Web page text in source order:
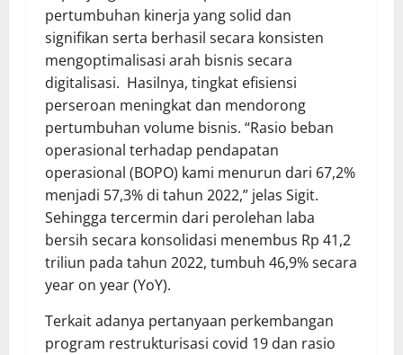
pertumbuhan kinerja yang solid dan
signifikan serta berhasil secara konsisten
mengoptimalisasi arah bisnis secara
digitalisasi. Hasilnya, tingkat efisiensi
perseroan meningkat dan mendorong
pertumbuhan volume bisnis. “Rasio beban
operasional terhadap pendapatan
operasional (BOPO) kami menurun dari 67,2%
menjadi 57,3% di tahun 2022,” jelas Sigit.
Sehingga tercermin dari perolehan laba
bersih secara konsolidasi menembus Rp 41,2
triliun pada tahun 2022, tumbuh 46,9% secara
year on year (YoY).
Terkait adanya pertanyaan perkembangan
program restrukturisasi covid 19 dan rasio